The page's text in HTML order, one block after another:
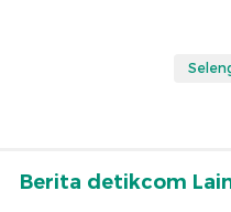
Berita detikcom